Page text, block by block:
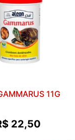
11G
22,50